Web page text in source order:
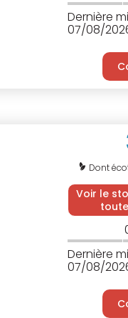
Dernière
07/08/
Dont
Voir le
Dernière
07/08/